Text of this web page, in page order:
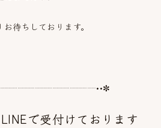
待ちしております。
で受付けております